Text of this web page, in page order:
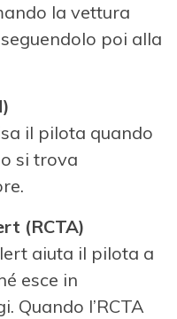
la vettura
poi alla
il pilota quando
si trova
(RCTA)
aiuta il pilota a
esce in
Quando l’RCTA